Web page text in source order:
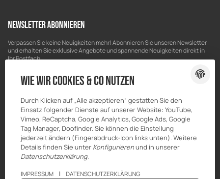
Newsletter Abonnieren
Verpassen Sie keine Neuigkeiten mehr! Abonnieren Sie unseren Newsletter
und erhalten Sie exklusive Angebote und spannende Neuigkeiten direkt in
Ihr Postfach.
regelmäßig
und jederzeit widerruflich Informationen zu Ihrem Produktsortiment per E-
Mail zu.
E-Mail-Adresse
ABONNIEREN
Wie wir Cookies & Co nutzen
Durch Klicken auf „Alle akzeptieren“ gestatten Sie den
Einsatz folgender Dienste auf unserer Website: YouTube,
Vimeo, ReCaptcha, Google Analytics, Google Ads, Google
Tag Manager, Doofinder. Sie können die Einstellung
jederzeit ändern (Fingerabdruck-Icon links unten). Weitere
Details finden Sie unter Konfigurierenund in unserer
Datenschutzerklärung.
IMPRESSUM | DATENSCHUTZERKLÄRUNG